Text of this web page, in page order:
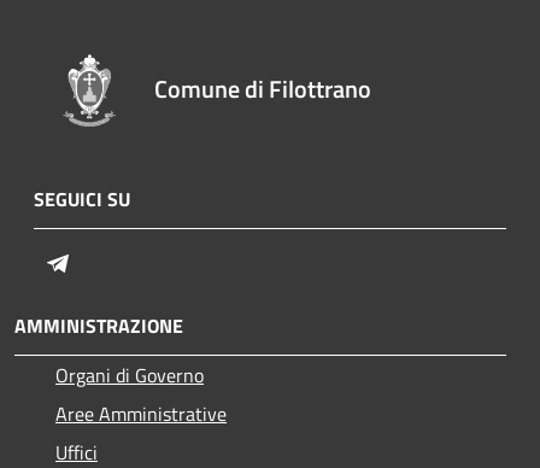
Comune di Filottrano
SEGUICI SU
AMMINISTRAZIONE
Organi di Governo
Aree Amministrative
Uffici